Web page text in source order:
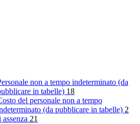
non a tempo indeterminato (da
in tabelle) 18
del personale non a tempo
(da pubblicare in tabelle) 2
21